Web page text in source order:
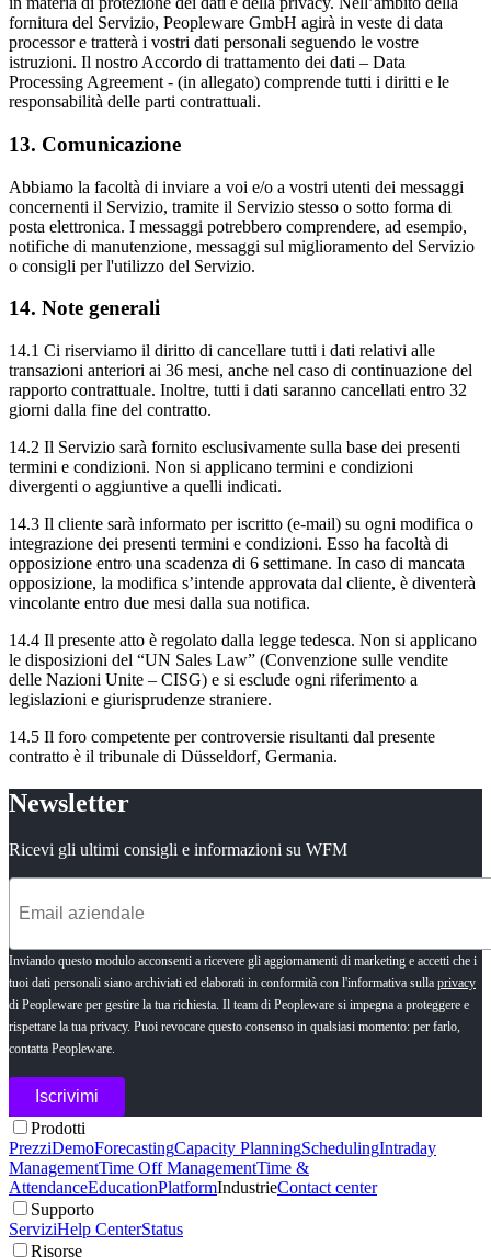
fornitura del Servizio, Peopleware GmbH agirà in veste di data
processor e tratterà i vostri dati personali seguendo le vostre
istruzioni. Il nostro Accordo di trattamento dei dati – Data
Processing Agreement - (in allegato) comprende tutti i diritti e le
responsabilità delle parti contrattuali.
13. Comunicazione
Abbiamo la facoltà di inviare a voi e/o a vostri utenti dei messaggi
concernenti il Servizio, tramite il Servizio stesso o sotto forma di
posta elettronica. I messaggi potrebbero comprendere, ad esempio,
notifiche di manutenzione, messaggi sul miglioramento del Servizio
o consigli per l'utilizzo del Servizio.
14. Note generali
14.1 Ci riserviamo il diritto di cancellare tutti i dati relativi alle
transazioni anteriori ai 36 mesi, anche nel caso di continuazione del
rapporto contrattuale. Inoltre, tutti i dati saranno cancellati entro 32
giorni dalla fine del contratto.
14.2 Il Servizio sarà fornito esclusivamente sulla base dei presenti
termini e condizioni. Non si applicano termini e condizioni
divergenti o aggiuntive a quelli indicati.
14.3 Il cliente sarà informato per iscritto (e-mail) su ogni modifica o
integrazione dei presenti termini e condizioni. Esso ha facoltà di
opposizione entro una scadenza di 6 settimane. In caso di mancata
opposizione, la modifica s’intende approvata dal cliente, è diventerà
vincolante entro due mesi dalla sua notifica.
14.4 Il presente atto è regolato dalla legge tedesca. Non si applicano
le disposizioni del “UN Sales Law” (Convenzione sulle vendite
delle Nazioni Unite – CISG) e si esclude ogni riferimento a
legislazioni e giurisprudenze straniere.
14.5 Il foro competente per controversie risultanti dal presente
contratto è il tribunale di Düsseldorf, Germania.
Newsletter
Ricevi gli ultimi consigli e informazioni su WFM
Inviando questo modulo acconsenti a ricevere gli aggiornamenti di marketing e accetti che i
tuoi dati personali siano archiviati ed elaborati in conformità con l'informativa sulla privacy
di Peopleware per gestire la tua richiesta. Il team di Peopleware si impegna a proteggere e
rispettare la tua privacy. Puoi revocare questo consenso in qualsiasi momento: per farlo,
contatta Peopleware.
Prodotti
PrezziDemoForecastingCapacity PlanningSchedulingIntraday
ManagementTime Off ManagementTime &
AttendanceEducationPlatformIndustrieContact center
Supporto
ServiziHelp CenterStatus
Risorse